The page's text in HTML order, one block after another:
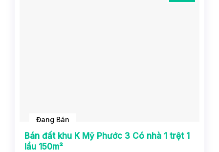
Đang Bán
Bán đất khu K Mỹ Phước 3 Có nhà 1 trệt 1
lầu 150m²